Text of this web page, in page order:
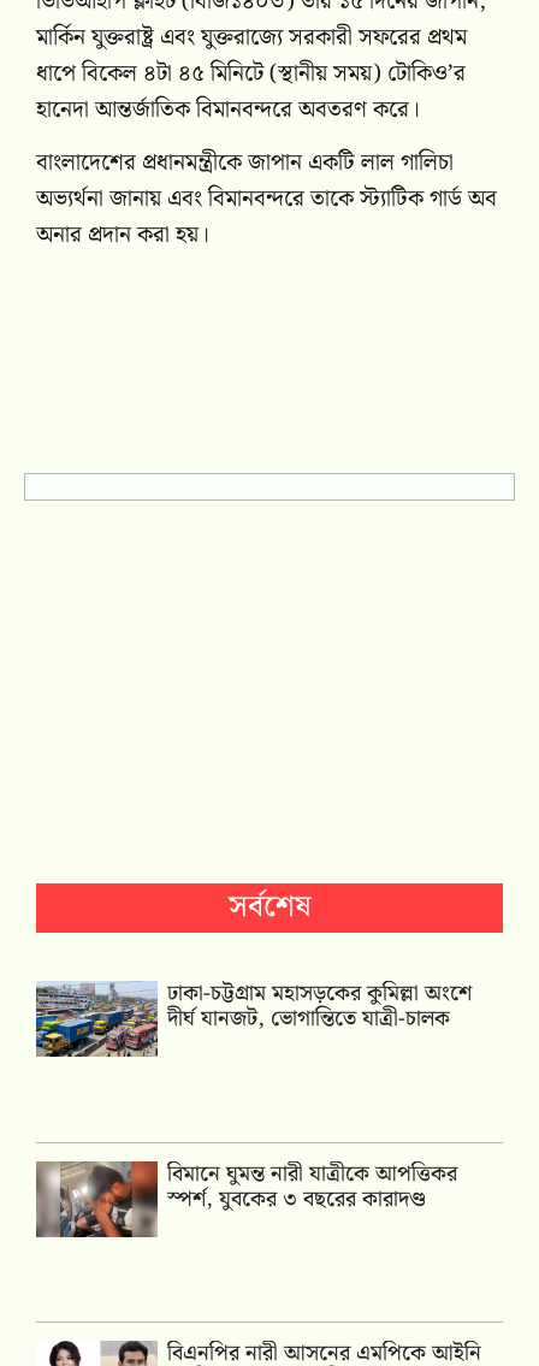
মার্কিন যুক্তরাষ্ট্র এবং যুক্তরাজ্যে সরকারী সফরের প্রথম
ধাপে বিকেল ৪টা ৪৫ মিনিটে (স্থানীয় সময়) টোকিও’র
হানেদা আন্তর্জাতিক বিমানবন্দরে অবতরণ করে।
বাংলাদেশের প্রধানমন্ত্রীকে জাপান একটি লাল গালিচা
অভ্যর্থনা জানায় এবং বিমানবন্দরে তাকে স্ট্যাটিক গার্ড অব
অনার প্রদান করা হয়।
সর্বশেষ
ঢাকা-চট্টগ্রাম মহাসড়কের কুমিল্লা অংশে
দীর্ঘ যানজট, ভোগান্তিতে যাত্রী-চালক
বিমানে ঘুমন্ত নারী যাত্রীকে আপত্তিকর
স্পর্শ, যুবকের ৩ বছরের কারাদণ্ড
বিএনপির নারী আসনের এমপিকে আইনি